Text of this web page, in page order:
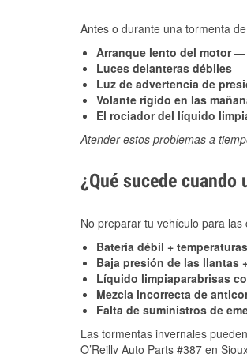
Antes o durante una tormenta
Arranque lento del motor—
Luces delanteras débiles —
Luz de advertencia de
Volante rígido en las
El rociador del líquido
Atender estos problemas a
¿Qué sucede
No preparar tu vehículo para
Batería débil +
Baja presión de las llantas
Líquido limpiaparabrisas
Mezcla incorrecta de
Falta de suministros de
Las tormentas invernales
O’Reilly Auto Parts #387 en